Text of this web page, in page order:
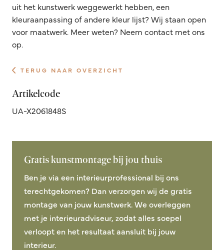
uit het kunstwerk weggewerkt hebben, een
kleuraanpassing of andere kleur lijst? Wij staan open
voor maatwerk. Meer weten? Neem contact met ons
op.
TERUG NAAR OVERZICHT
Artikelcode
UA-X2061848S
Gratis kunstmontage bij jou thuis
Ben je via een interieurprofessional bij ons
terechtgekomen? Dan verzorgen wij de gratis
montage van jouw kunstwerk. We overleggen
met je interieuradviseur, zodat alles soepel
verloopt en het resultaat aansluit bij jouw
interieur.